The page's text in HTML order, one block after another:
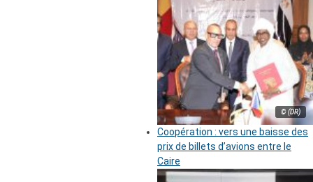
© (DR)
Coopération : vers une baisse des
prix de billets d’avions entre le
Caire